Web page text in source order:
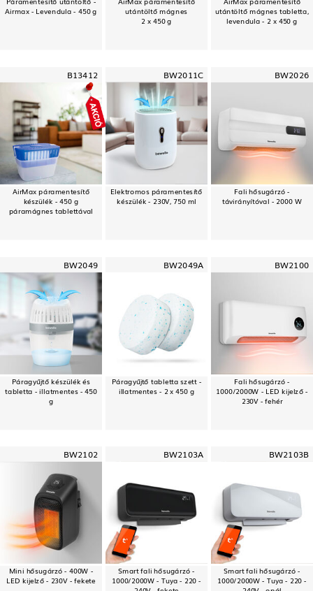
Airmax - Levendula - 450 g
utántöltő mágnes
2 x 450 g
utántöltő mágnes tabletta,
levendula - 2 x 450 g
B13412
AirMax páramentesítő
készülék - 450 g
páramágnes tablettával
BW2011C
Elektromos páramentesítő
készülék - 230V, 750 ml
BW2026
Fali hősugárzó -
távirányítóval - 2000 W
BW2049
Páragyűjtő készülék és
tabletta - illatmentes - 450
g
BW2049A
Páragyűjtő tabletta szett -
illatmentes - 2 x 450 g
BW2100
Fali hősugárzó -
1000/2000W - LED kijelző -
230V - fehér
BW2102
Mini hősugárzó - 400W -
LED kijelző - 230V - fekete
BW2103A
Smart fali hősugárzó -
1000/2000W - Tuya - 220 -
BW2103B
Smart fali hősugárzó -
1000/2000W - Tuya - 220 -